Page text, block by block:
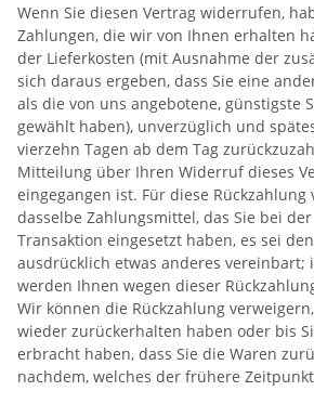
Wenn Sie diesen Vertrag widerrufen,
Zahlungen, die wir von Ihnen erhalten
der Lieferkosten (mit Ausnahme der
sich daraus ergeben, dass Sie eine
als die von uns angebotene, günstigste
gewählt haben), unverzüglich und
vierzehn Tagen ab dem Tag
Mitteilung über Ihren Widerruf dieses
eingegangen ist. Für diese
dasselbe Zahlungsmittel, das Sie bei
Transaktion eingesetzt haben, es sei
ausdrücklich etwas anderes vereinbart;
werden Ihnen wegen dieser
Wir können die Rückzahlung
wieder zurückerhalten haben oder bis
erbracht haben, dass Sie die Waren
nachdem, welches der frühere